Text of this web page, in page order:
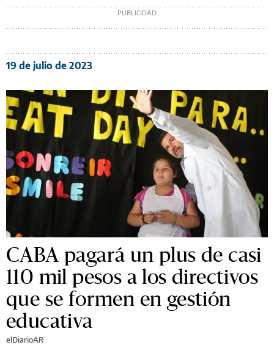
19 de julio de 2023
CABA pagará un plus de casi
110 mil pesos a los directivos
que se formen en gestión
educativa
elDiarioAR